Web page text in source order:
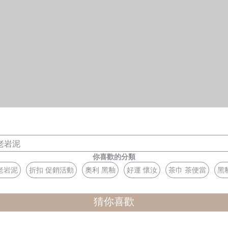
岩泥
你喜歡的分類
岩泥
折扣 促銷活動 奧利 黑釉 好運 懷汝 茶巾 茶便當 黑
猜你喜歡